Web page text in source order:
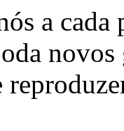
a cada